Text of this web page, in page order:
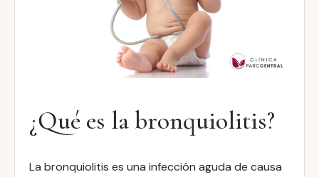
¿Qué es la bronquiolitis?
La bronquiolitis es una infección aguda de causa